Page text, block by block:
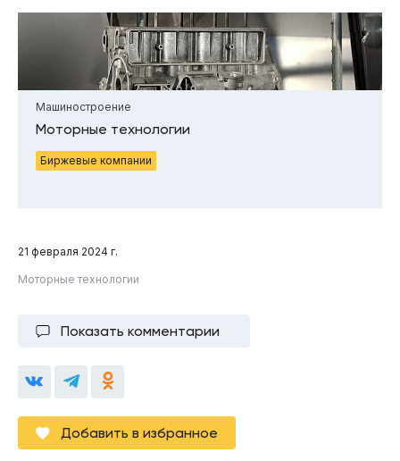
Машиностроение
Моторные технологии
Биржевые компании
21 февраля 2024 г.
Моторные технологии
Показать комментарии
Добавить в избранное